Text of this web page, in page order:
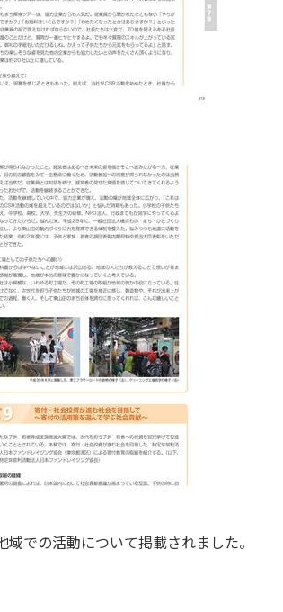
での活動について掲載されました。